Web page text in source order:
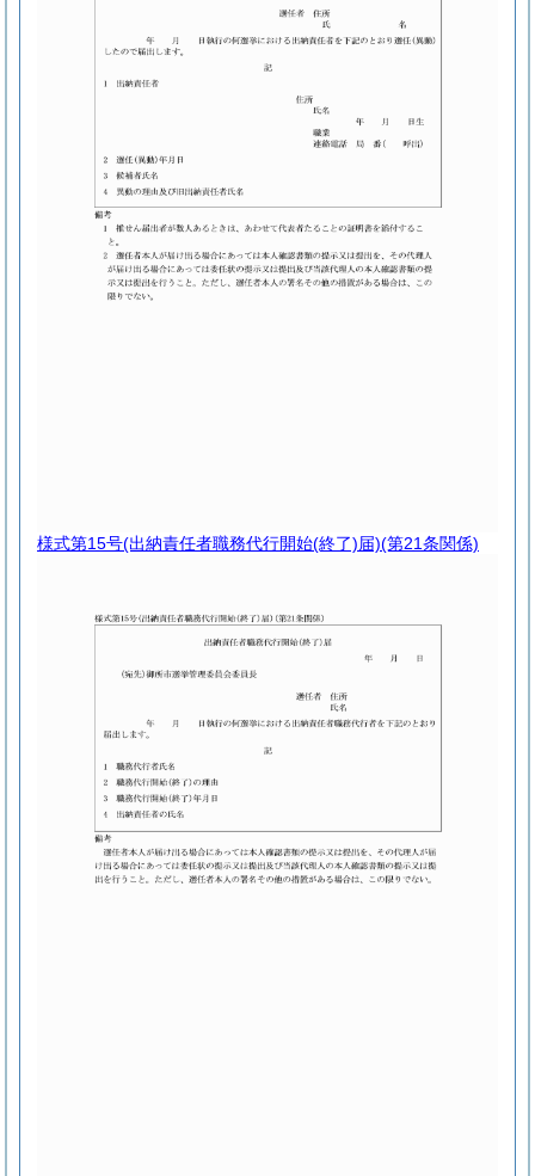
様式第15号(出納責任者職務代行開始(終了)届)(第21条関係)